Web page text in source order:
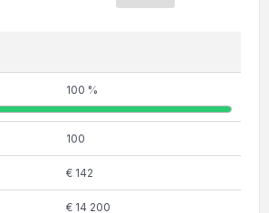
100 %
100
€ 142
€ 14 200